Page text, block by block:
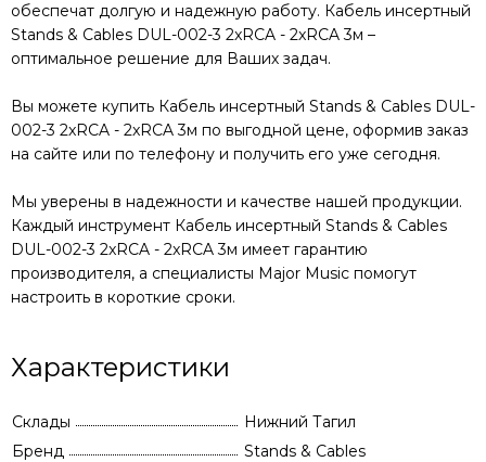
обеспечат долгую и надежную работу. Кабель инсертный
Stands & Cables DUL-002-3 2xRCA - 2xRCA 3м –
оптимальное решение для Ваших задач.
Вы можете купить Кабель инсертный Stands & Cables DUL-
002-3 2xRCA - 2xRCA 3м по выгодной цене, оформив заказ
на сайте или по телефону и получить его уже сегодня.
Мы уверены в надежности и качестве нашей продукции.
Каждый инструмент Кабель инсертный Stands & Cables
DUL-002-3 2xRCA - 2xRCA 3м имеет гарантию
производителя, а специалисты Major Music помогут
настроить в короткие сроки.
Характеристики
Склады
Нижний Тагил
Бренд
Stands & Cables